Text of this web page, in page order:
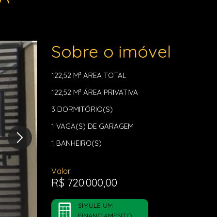
Sobre o imóvel
122,52 M² ÁREA TOTAL
122,52 M² ÁREA PRIVATIVA
3 DORMITÓRIO(S)
1 VAGA(S) DE GARAGEM
1 BANHEIRO(S)
Valor
R$ 720.000,00
SIMULE UM